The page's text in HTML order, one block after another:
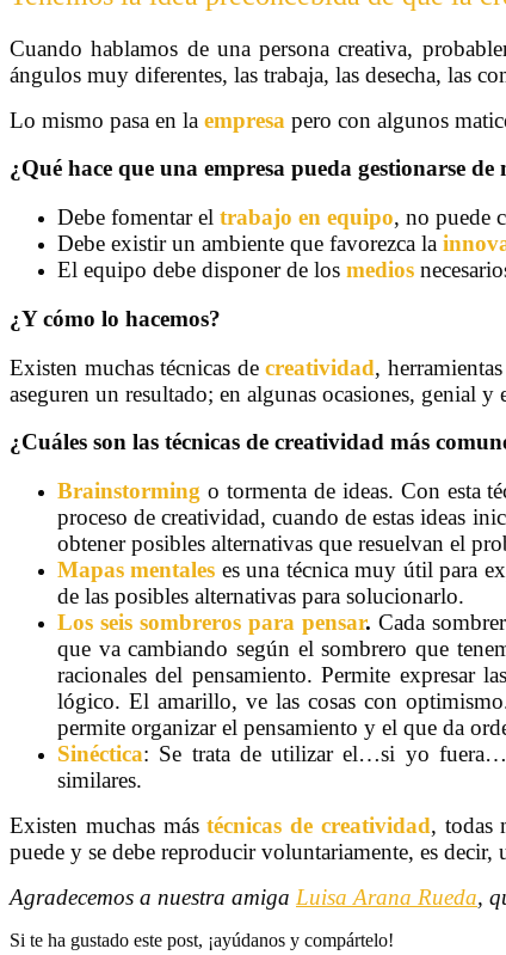
Cuando hablamos de una persona creativa,
ángulos muy diferentes, las trabaja, las desecha, las
Lo mismo pasa en la empresa pero con algunos
¿Qué hace que una empresa pueda gestionarse
Debe fomentar el trabajo en equipo, no puede
Debe existir un ambiente que favorezca la
El equipo debe disponer de los medios
¿Y cómo lo hacemos?
Existen muchas técnicas decreatividad,
aseguren un resultado; en algunas ocasiones, genial
¿Cuáles son las técnicas de creatividad más
Brainstorming o tormenta de ideas. Con esta
proceso de creatividad, cuando de estas ideas
obtener posibles alternativas que resuelvan el
Mapas mentales es una técnica muy útil para
de las posibles alternativas para solucionarlo.
Los seis sombreros para pensar. Cada
que va cambiando según el sombrero que
racionales del pensamiento. Permite expresar
lógico. El amarillo, ve las cosas con
permite organizar el pensamiento y el que da
Sinéctica: Se trata de utilizar el…si yo
similares.
Existen muchas mástécnicas de creatividad, todas
puede y se debe reproducir voluntariamente, es decir,
Agradecemos a nuestra amiga Luisa Arana Rueda,
Si te ha gustado este post, ¡ayúdanos y compártelo!